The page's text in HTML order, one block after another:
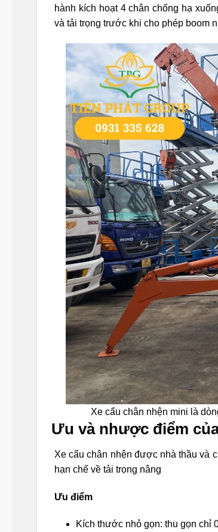
hành kích hoạt 4 chân chống hạ
và tải trọng trước khi cho phép boom
Xe cẩu chân nhện mini là
Ưu và nhược điểm
Xe cẩu chân nhện được nhà thầu và
hạn chế về tải trọng nâng
Ưu điểm
Kích thước nhỏ gọn: thu gọn chỉ